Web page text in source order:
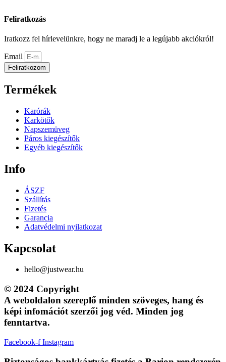
Feliratkozás
Iratkozz fel hírlevelünkre, hogy ne maradj le a legújabb akciókról!
Email
Feliratkozom
Termékek
Karórák
Karkötők
Napszemüveg
Páros kiegészítők
Egyéb kiegészítők
Info
ÁSZF
Szállítás
Fizetés
Garancia
Adatvédelmi nyilatkozat
Kapcsolat
hello@justwear.hu
© 2024 Copyright
A weboldalon szereplő minden szöveges, hang és
képi infomációt szerzői jog véd. Minden jog
fenntartva.
Facebook-f Instagram